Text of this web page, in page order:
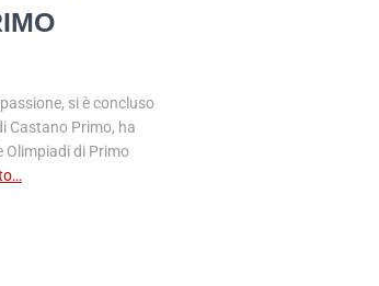
si è concluso
Castano Primo, ha
Olimpiadi di Primo